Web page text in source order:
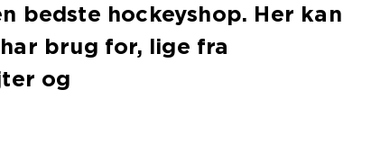
bedste hockeyshop. Her kan
brug for, lige fra
og